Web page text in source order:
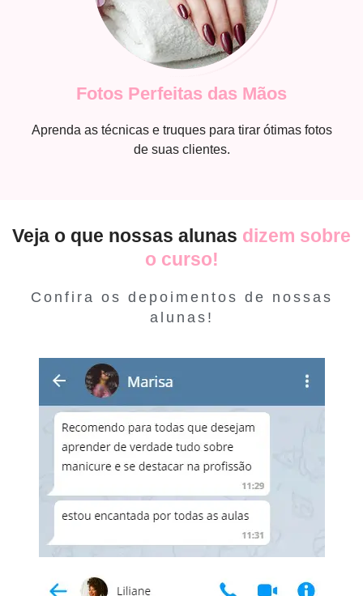
Fotos Perfeitas das Mãos
Aprenda as técnicas e truques para tirar ótimas fotos
de suas clientes.
Veja o que nossas alunas dizem sobre
o curso!
Confira os depoimentos de nossas
alunas!